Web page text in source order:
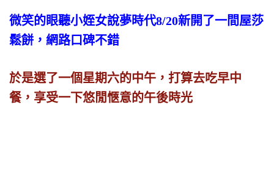
微笑的眼聽小姪女說夢時代8/20新開了一間屋莎
鬆餅，網路口碑不錯
於是選了一個星期六的中午，打算去吃早中
餐，享受一下悠閒愜意的午後時光